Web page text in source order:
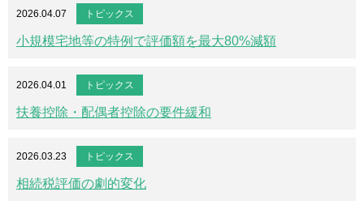
2026.04.07 トピックス
小規模宅地等の特例で評価額を最大80%減額
2026.04.01 トピックス
扶養控除・配偶者控除の要件緩和
2026.03.23 トピックス
相続税評価の劇的変化